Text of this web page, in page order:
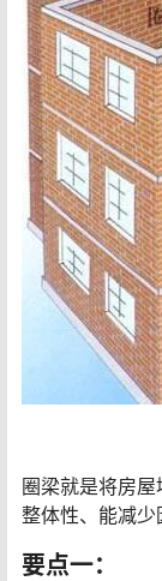
圈梁就是将房
整体性、能减少
要点一：